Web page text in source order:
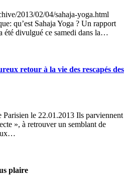
2013/02/04/sahaja-yoga.html
qu’est Sahaja Yoga ? Un rapport
été divulgué ce samedi dans la…
retour à la vie des rescapés des
Parisien le 22.01.2013 Ils parviennent
», à retrouver un semblant de
plaire